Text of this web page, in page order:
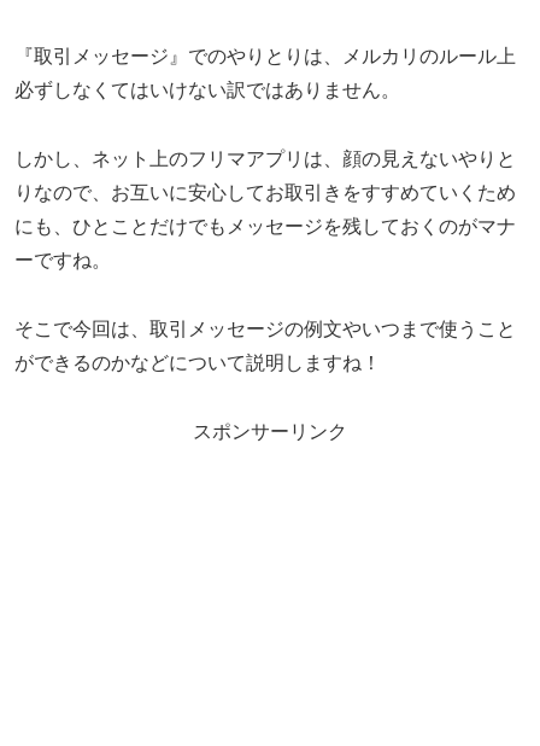
『取引メッセージ』でのやりとりは、メルカリのルール上
必ずしなくてはいけない訳ではありません。
しかし、ネット上のフリマアプリは、顔の見えないやりと
りなので、お互いに安心してお取引きをすすめていくため
にも、ひとことだけでもメッセージを残しておくのがマナ
ーですね。
そこで今回は、取引メッセージの例文やいつまで使うこと
ができるのかなどについて説明しますね！
スポンサーリンク